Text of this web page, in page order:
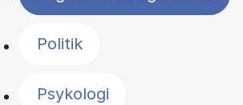
Politik
Psykologi